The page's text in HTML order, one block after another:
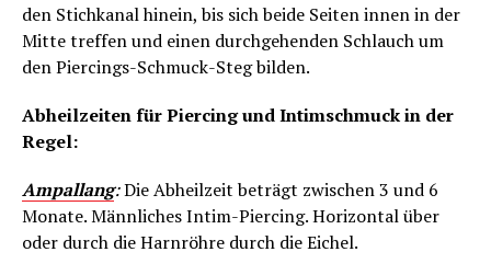
den Stichkanal hinein, bis sich beide Seiten innen in der
Mitte treffen und einen durchgehenden Schlauch um
den Piercings-Schmuck-Steg bilden.
Abheilzeiten für Piercing und Intimschmuck in der
Regel:
Ampallang:Die Abheilzeit beträgt zwischen 3 und 6
Monate. Männliches Intim-Piercing. Horizontal über
oder durch die Harnröhre durch die Eichel.